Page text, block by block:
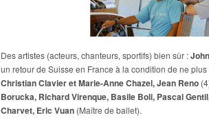
Des artistes (acteurs, chanteurs, sportifs) bien sûr :
un retour de Suisse en France à la condition de ne plus
Christian Clavier et Marie-Anne Chazel, Jean Reno
Borucka, Richard Virenque, Basile Boli, Pascal
Charvet, Eric Vuan (Maître de ballet).